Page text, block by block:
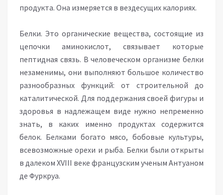
продукта. Она измеряется в вездесущих калориях.
Белки. Это органические вещества, состоящие из
цепочки аминокислот, связывает которые
пептидная связь. В человеческом организме белки
незаменимы, они выполняют большое количество
разнообразных функций: от строительной до
каталитической. Для поддержания своей фигуры и
здоровья в надлежащем виде нужно непременно
знать, в каких именно продуктах содержится
белок. Белками богато мясо, бобовые культуры,
всевозможные орехи и рыба. Белки были открыты
в далеком XVIII веке французским ученым Антуаном
де Фуркруа.